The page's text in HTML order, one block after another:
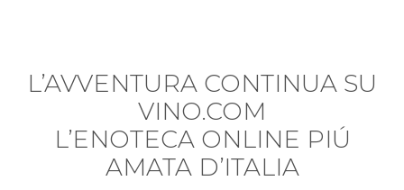
L’AVVENTURA CONTINUA SU
VINO.COM
L’ENOTECA ONLINE PIÚ
AMATA D’ITALIA